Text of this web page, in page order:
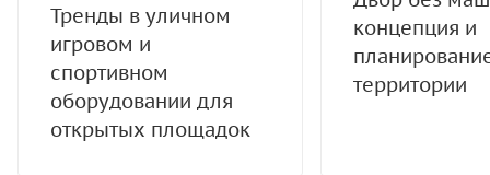
Тренды в уличном
игровом и
спортивном
оборудовании для
открытых площадок
концепция и
территории